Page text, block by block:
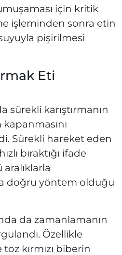
için kritik
işleminden sonra etin
pişirilmesi
Eti
sürekli karıştırmanın
Sürekli hareket eden
bıraktığı ifade
doğru yöntem olduğu
da zamanlamanın
Özellikle
kırmızı biberin